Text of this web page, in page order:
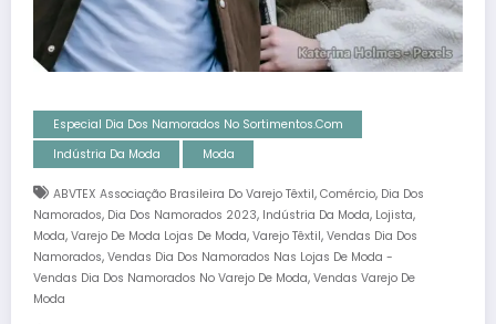
Especial Dia Dos Namorados No Sortimentos.com
Indústria Da Moda
Moda
ABVTEX Associação Brasileira Do Varejo Têxtil, Comércio, Dia Dos
Namorados, Dia Dos Namorados 2023, Indústria Da Moda, Lojista,
Moda, Varejo De Moda Lojas De Moda, Varejo Têxtil, Vendas Dia Dos
Namorados, Vendas Dia Dos Namorados Nas Lojas De Moda -
Vendas Dia Dos Namorados No Varejo De Moda, Vendas Varejo De
Moda